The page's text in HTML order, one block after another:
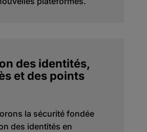
des identités,
et des points
la sécurité fondée
des identités en